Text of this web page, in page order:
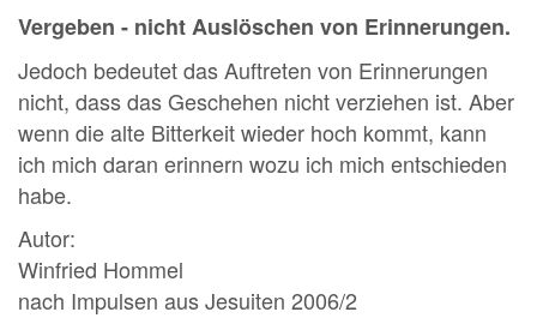
Vergeben - nicht Auslöschen von Erinnerungen.
Jedoch bedeutet das Auftreten von Erinnerungen
nicht, dass das Geschehen nicht verziehen ist. Aber
wenn die alte Bitterkeit wieder hoch kommt, kann
ich mich daran erinnern wozu ich mich entschieden
habe.
Autor:
Winfried Hommel
nach Impulsen aus Jesuiten 2006/2